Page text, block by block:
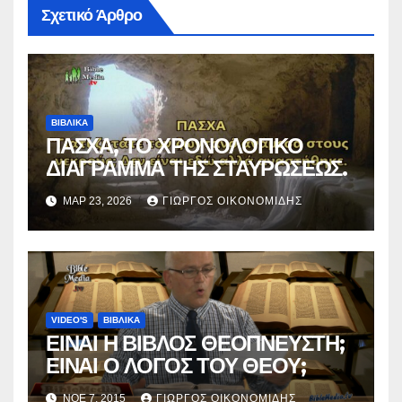
Σχετικό Άρθρο
ΒΙΒΛΙΚΑ
ΠΑΣΧΑ, ΤΟ ΧΡΟΝΟΛΟΓΙΚΟ
ΔΙΑΓΡΑΜΜΑ ΤΗΣ ΣΤΑΥΡΩΣΕΩΣ.
ΜΑΡ 23, 2026 ΓΙΏΡΓΟΣ ΟΙΚΟΝΟΜΊΔΗΣ
VIDEO'S ΒΙΒΛΙΚΑ
ΕΙΝΑΙ Η ΒΙΒΛΟΣ ΘΕΟΠΝΕΥΣΤΗ;
ΕΙΝΑΙ Ο ΛΟΓΟΣ ΤΟΥ ΘΕΟΥ;
ΝΟΈ 7, 2015 ΓΙΏΡΓΟΣ ΟΙΚΟΝΟΜΊΔΗΣ